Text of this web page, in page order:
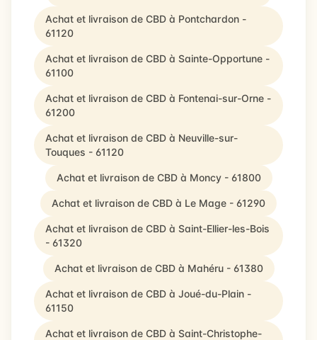
Achat et livraison de CBD à Pontchardon -
61120
Achat et livraison de CBD à Sainte-Opportune -
61100
Achat et livraison de CBD à Fontenai-sur-Orne -
61200
Achat et livraison de CBD à Neuville-sur-
Touques - 61120
Achat et livraison de CBD à Moncy - 61800
Achat et livraison de CBD à Le Mage - 61290
Achat et livraison de CBD à Saint-Ellier-les-Bois
- 61320
Achat et livraison de CBD à Mahéru - 61380
Achat et livraison de CBD à Joué-du-Plain -
61150
Achat et livraison de CBD à Saint-Christophe-